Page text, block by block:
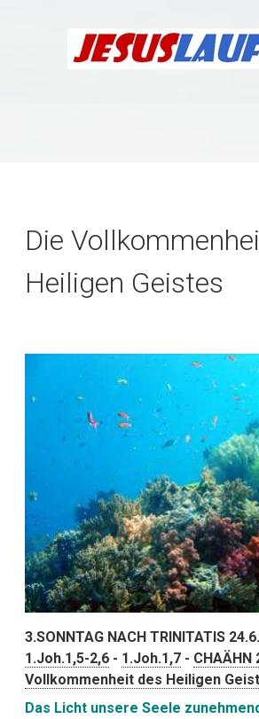
Die
Heiligen Geistes
3.SONNTAG NACH TRINITATIS
1.Joh.1,5-2,6 - 1.Joh.1,7 - CHAÄHN
Vollkommenheit des Heiligen
Das Licht unsere Seele